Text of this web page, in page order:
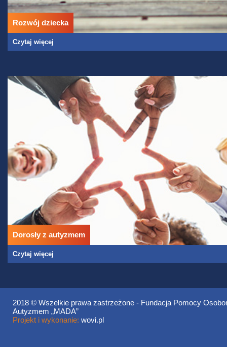
Rozwój dziecka
Czytaj więcej
Dorosły z autyzmem
Czytaj więcej
2018 © Wszelkie prawa zastrzeżone - Fundacja Pomocy
Autyzmem „MADA”
Projekt i wykonanie: wovi.pl